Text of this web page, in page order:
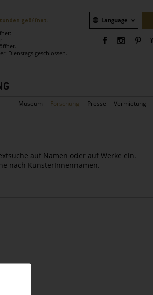
geöffnet.
Dienstags geschlossen.
Sprachauswahl
Language
Museum Forschung Presse Vermietung
auf Namen oder auf Werke ein.
nach KünsterInnennamen.